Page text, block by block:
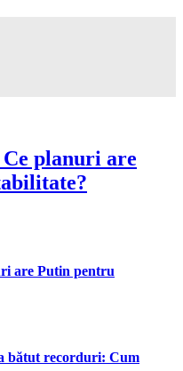
planuri are
are Putin pentru
bătut recorduri: Cum